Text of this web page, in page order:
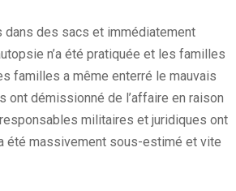
dans des sacs et immédiatement
n’a été pratiquée et les familles
familles a même enterré le mauvais
ont démissionné de l’affaire en raison
militaires et juridiques ont
été massivement sous-estimé et vite